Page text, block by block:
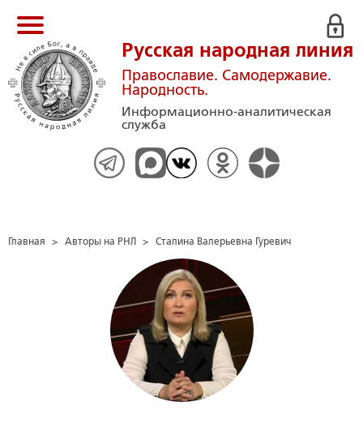
Русская народная линия
Православие. Самодержавие.
Народность.
Информационно-аналитическая
служба
Главная > Авторы на РНЛ > Сталина Валерьевна Гуревич